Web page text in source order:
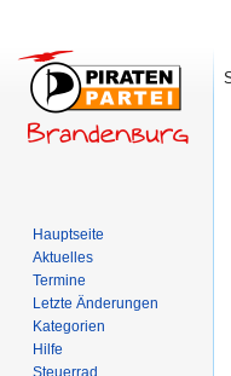
Hauptseite
Aktuelles
Termine
Letzte Änderungen
Kategorien
Hilfe
Steuerrad